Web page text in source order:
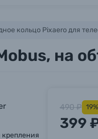
кольцо Pixaero для
на
490 ₽ 19%
399